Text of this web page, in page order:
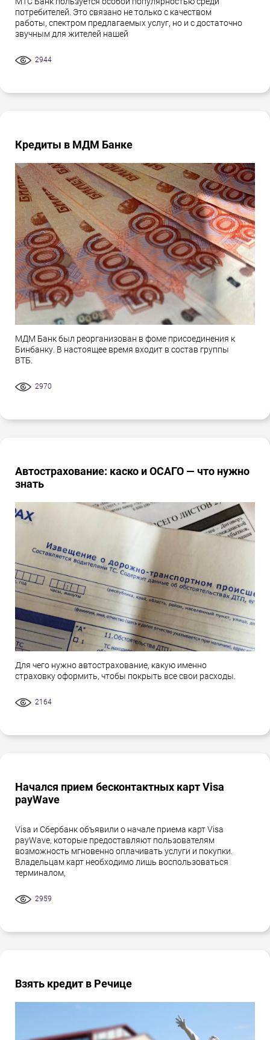
потребителей. Это связано не только с качеством
работы, спектром предлагаемых услуг, но и с достаточно
звучным для жителей нашей
2944
Кредиты в МДМ Банке
МДМ Банк был реорганизован в фоме присоединения к
Бинбанку. В настоящее время входит в состав группы
ВТБ.
2970
Автострахование: каско и ОСАГО — что нужно
знать
Для чего нужно автострахование, какую именно
страховку оформить, чтобы покрыть все свои расходы.
2164
Начался прием бесконтактных карт Visa
payWave
Visa и Сбербанк объявили о начале приема карт Visa
payWave, которые предоставляют пользователям
возможность мгновенно оплачивать услуги и покупки.
Владельцам карт необходимо лишь воспользоваться
терминалом,
2959
Взять кредит в Речице